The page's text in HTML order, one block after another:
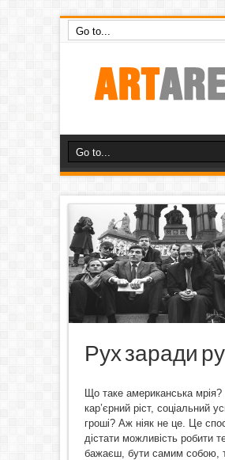
Рух заради
Що таке американська мрія?
кар’єрний ріст, соціальний
гроші? Аж ніяк не це. Це
дістати можливість робити
бажаєш, бути самим собою,